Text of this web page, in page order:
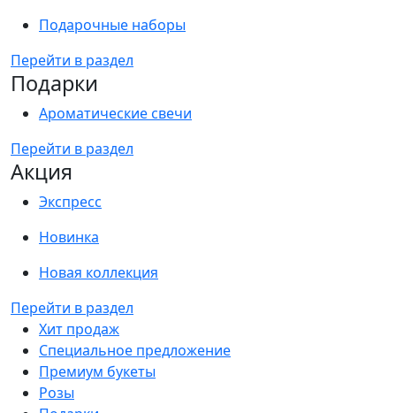
Подарочные наборы
Перейти в раздел
Подарки
Ароматические свечи
Перейти в раздел
Акция
Экспресс
Новинка
Новая коллекция
Перейти в раздел
Хит продаж
Специальное предложение
Премиум букеты
Розы